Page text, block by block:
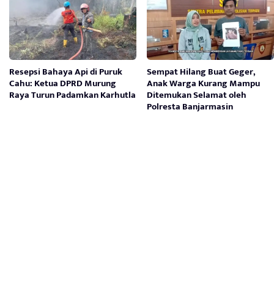
Resepsi Bahaya Api di Puruk
Cahu: Ketua DPRD Murung
Raya Turun Padamkan Karhutla
Sempat Hilang Buat Geger,
Anak Warga Kurang Mampu
Ditemukan Selamat oleh
Polresta Banjarmasin